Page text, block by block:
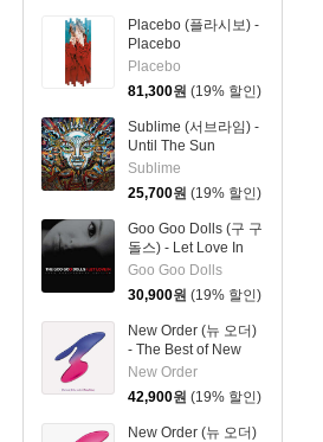
Placebo (플라시보) -
Placebo
RE:CREATED [7인치
Vinyl + 2LP]
Placebo
81,300원 (19% 할인)
Sublime (서브라임) -
Until The Sun
Explodes
Sublime
25,700원 (19% 할인)
Goo Goo Dolls (구 구
돌스) - Let Love In
Goo Goo Dolls
30,900원 (19% 할인)
New Order (뉴 오더)
- The Best of New
Order
New Order
42,900원 (19% 할인)
New Order (뉴 오더)